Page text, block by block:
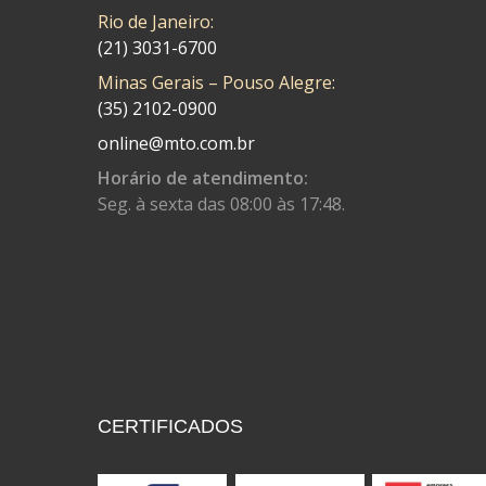
COMETA
CONTROL FLEX (92)
CPL IMPORT
DANIDREA (160)
DIVERSOS
Rio de Janeiro:
(21) 3031-6700
Minas Gerais – Pouso Alegre:
(35) 2102-0900
online@mto.com.br
Horário de atendimento:
Seg. à sexta das 08:00 às 17:48.
CERTIFICADOS